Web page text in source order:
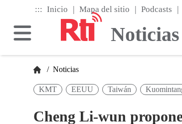
main
content
::: Inicio | Mapa del sitio | Podcasts |
Noticias
/ Noticias
KMT EEUU Taiwán
Cheng Li-wun